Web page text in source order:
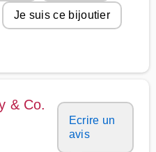
Je suis ce bijoutier
& Co.
Ecrire un
avis